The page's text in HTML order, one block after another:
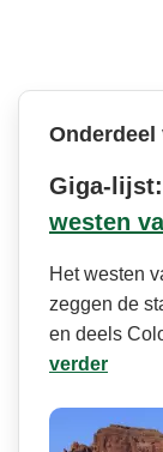
Giga-lijst:
westen
Het westen
zeggen de
en deels
verder